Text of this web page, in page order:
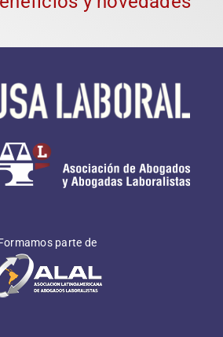
Formamos parte de